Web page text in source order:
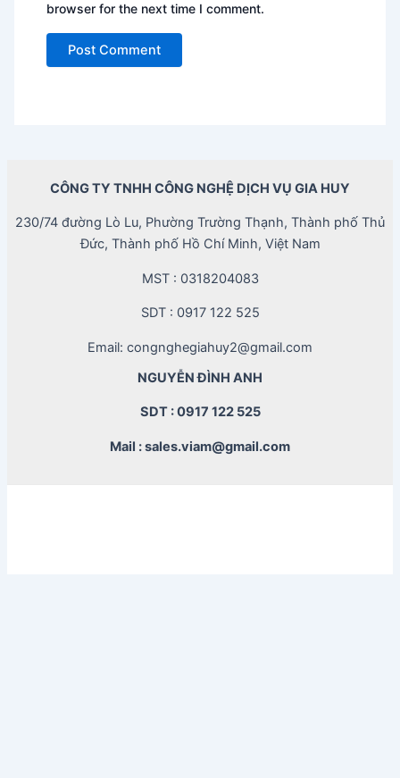
browser for the next time I comment.
CÔNG TY TNHH CÔNG NGHỆ DỊCH VỤ GIA HUY
230/74 đường Lò Lu, Phường Trường Thạnh, Thành phố Thủ
Đức, Thành phố Hồ Chí Minh, Việt Nam
MST : 0318204083
SDT : 0917 122 525
Email: congnghegiahuy2@gmail.com
NGUYỄN ĐÌNH ANH
SDT : 0917 122 525
Mail : sales.viam@gmail.com